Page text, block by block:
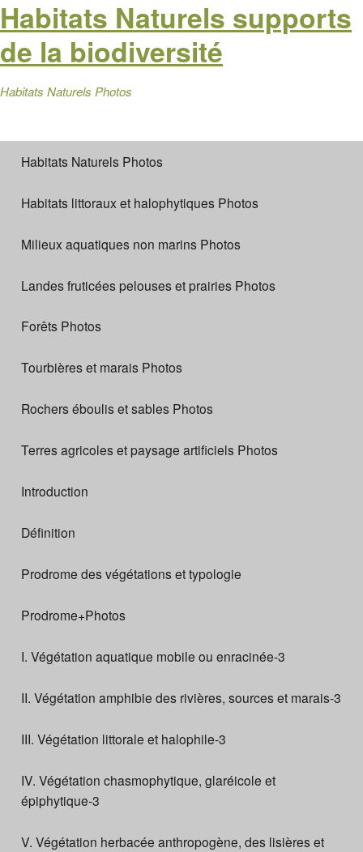
Habitats Naturels supports
de la biodiversité
Habitats Naturels Photos
Habitats Naturels Photos
Habitats littoraux et halophytiques Photos
Milieux aquatiques non marins Photos
Landes fruticées pelouses et prairies Photos
Forêts Photos
Tourbières et marais Photos
Rochers éboulis et sables Photos
Terres agricoles et paysage artificiels Photos
Introduction
Définition
Prodrome des végétations et typologie
Prodrome+Photos
I. Végétation aquatique mobile ou enracinée-3
II. Végétation amphibie des rivières, sources et marais-3
III. Végétation littorale et halophile-3
IV. Végétation chasmophytique, glaréicole et
épiphytique-3
V. Végétation herbacée anthropogène, des lisières et